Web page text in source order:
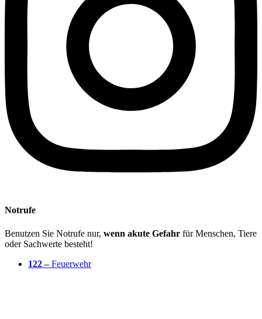
Notrufe
Benutzen Sie Notrufe nur, wenn akute Gefahr für Menschen, Tiere
oder Sachwerte besteht!
122 –Feuerwehr